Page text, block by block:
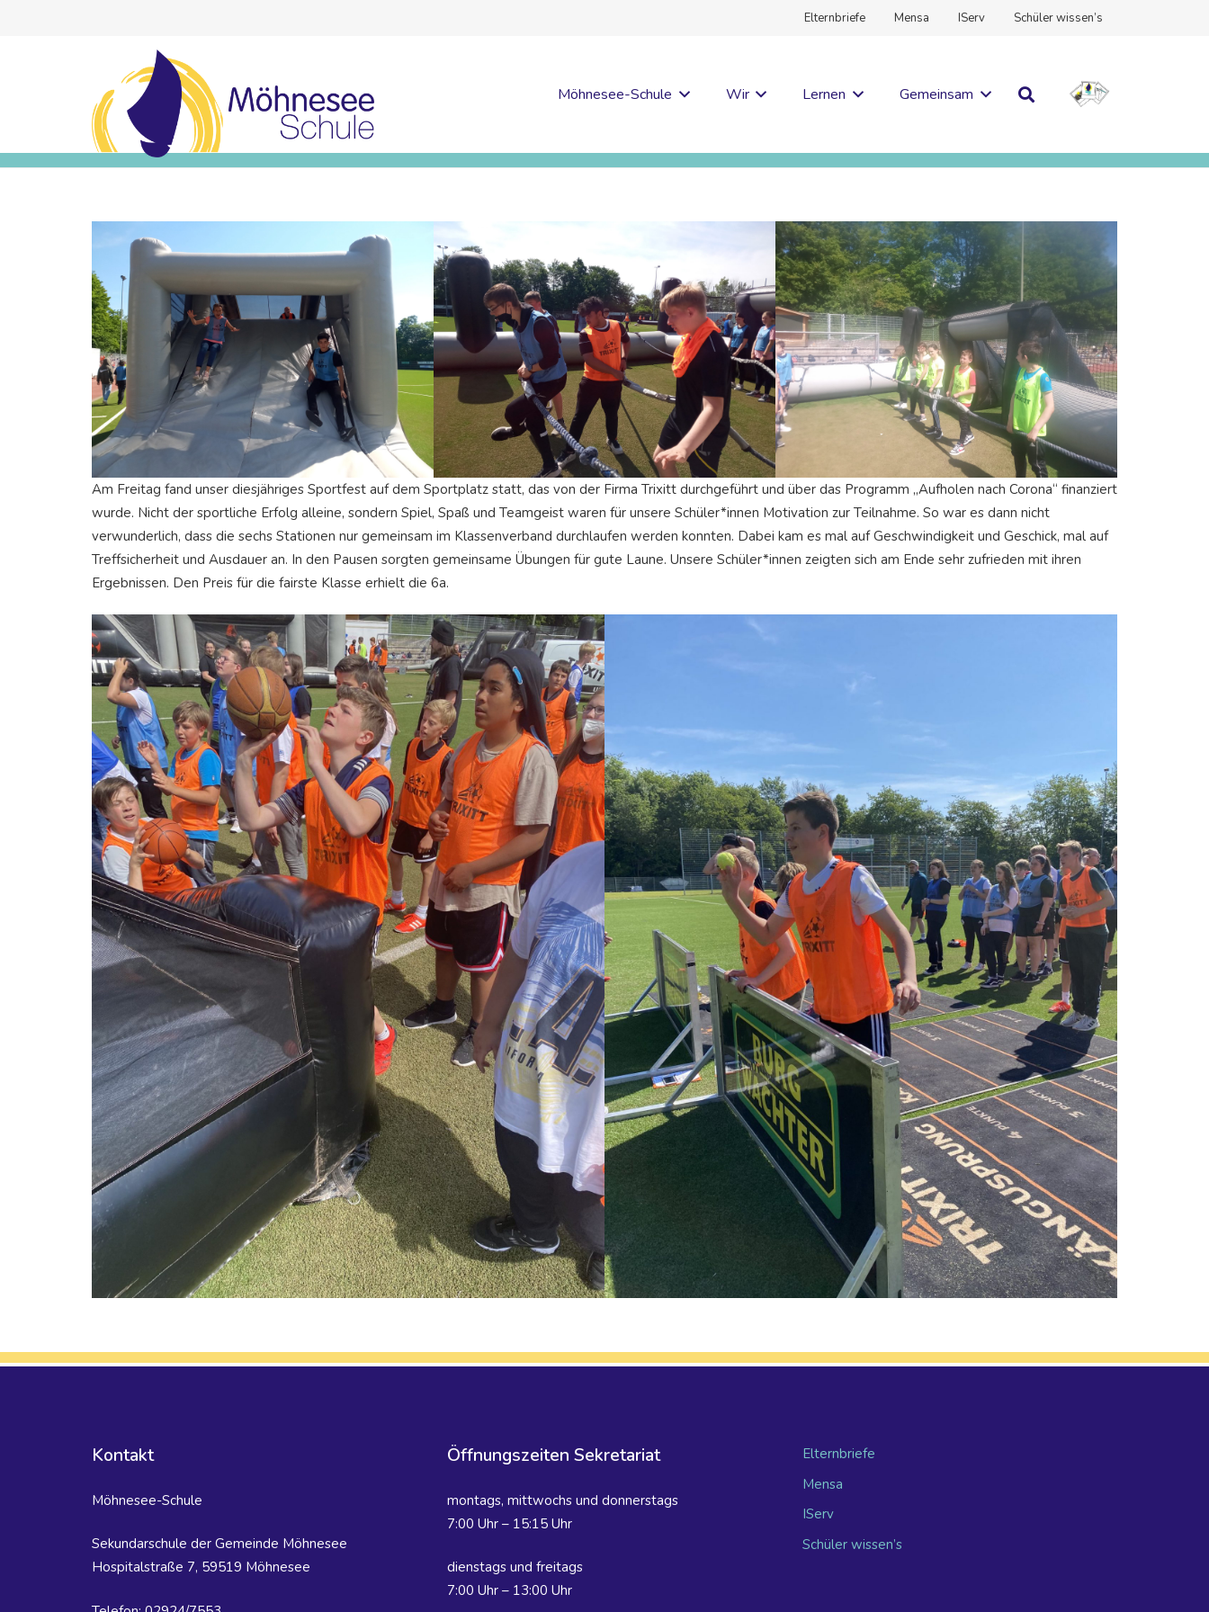
Elternbriefe Mensa IServ Schüler wissen’s
Möhnesee-Schule Wir Lernen Gemeinsam
Am Freitag fand unser diesjähriges Sportfest auf dem Sportplatz statt, das von der Firma Trixitt durchgeführt und über das Programm „Aufholen nach Corona“ finanziert
wurde. Nicht der sportliche Erfolg alleine, sondern Spiel, Spaß und Teamgeist waren für unsere Schüler*innen Motivation zur Teilnahme. So war es dann nicht
verwunderlich, dass die sechs Stationen nur gemeinsam im Klassenverband durchlaufen werden konnten. Dabei kam es mal auf Geschwindigkeit und Geschick, mal auf
Treffsicherheit und Ausdauer an. In den Pausen sorgten gemeinsame Übungen für gute Laune. Unsere Schüler*innen zeigten sich am Ende sehr zufrieden mit ihren
Ergebnissen. Den Preis für die fairste Klasse erhielt die 6a.
Kontakt
Möhnesee-Schule
Sekundarschule der Gemeinde Möhnesee
Hospitalstraße 7, 59519 Möhnesee
Öffnungszeiten Sekretariat
montags, mittwochs und donnerstags
7:00 Uhr – 15:15 Uhr
dienstags und freitags
7:00 Uhr – 13:00 Uhr
Elternbriefe
Mensa
IServ
Schüler wissen’s